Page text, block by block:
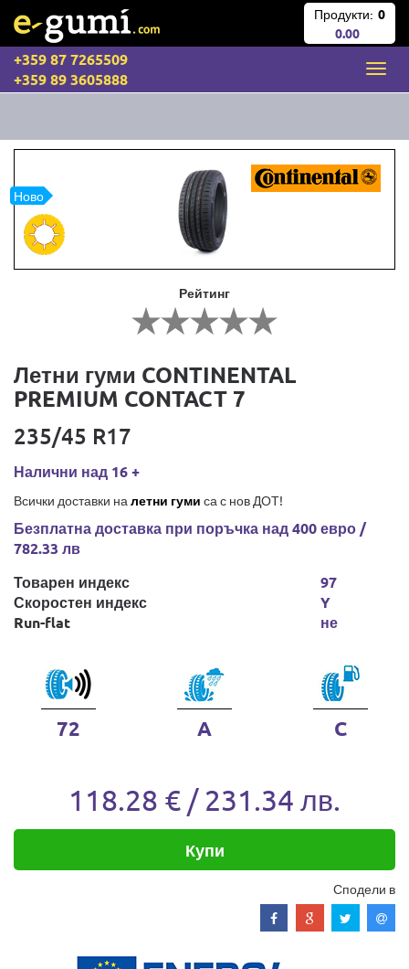
Продукти: 0
0.00
+359 87 7265509
+359 89 3605888
Ново
Рейтинг
Летни гуми CONTINENTAL
PREMIUM CONTACT 7
235/45 R17
Налични над 16 +
Всички доставки на летни гуми са с нов ДОТ!
Безплатна доставка при поръчка над 400 евро /
782.33 лв
Товарен индекс
Скоростен индекс
Run-flat
97
Y
не
72 A C
118.28 € / 231.34 лв.
Купи
Сподели в